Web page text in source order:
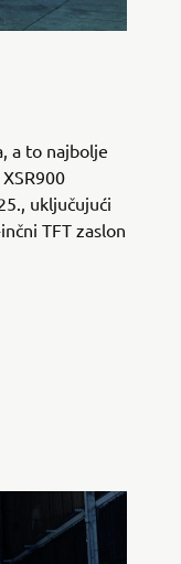
a to najbolje
uključujući
TFT zaslon